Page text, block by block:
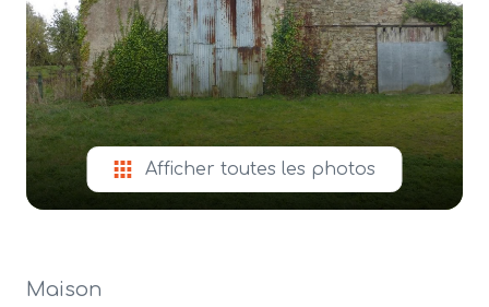
mail
contact
Afficher toutes les photos
Maison